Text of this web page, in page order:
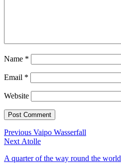
Name *
Email *
Website
Post
navigation
Previous Previous
post:
Vaipo Wasserfall
Next Next
Atolle
A quarter of the way round the world